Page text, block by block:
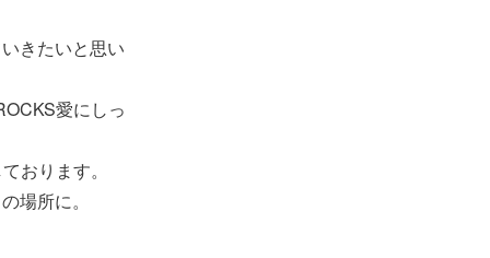
きたいと思い
愛にしっ
おります。
場所に。